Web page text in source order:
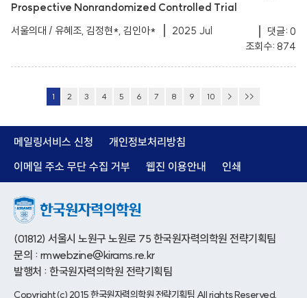
Prospective Nonrandomized Controlled Trial
서울의대 / 유혜조, 김정현*, 김인아*
2025 Jul
댓글: 0
조회수: 874
1 2 3 4 5 6 7 8 9 10 > >>
메일링서비스 신청
개인정보처리방침
이메일 주소 무단 수집 거부
웹진 이용안내 인쇄
(01812) 서울시 노원구 노원로 75 한국원자력의학원 전략기획팀
문의 : rmwebzine@kirams.re.kr
발행처 : 한국원자력의학원 전략기획팀
Copyright(c) 2015 한국원자력의학원 전략기획팀 All rights Reserved.